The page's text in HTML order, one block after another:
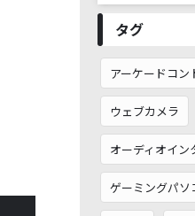
タグ
アーケードコン
ウェブカメラ
オーディオイン
ゲーミングパソ